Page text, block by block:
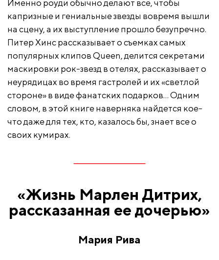
Именно роуди обычно делают все, чтобы
капризные и гениальные звезды вовремя вышли
на сцену, а их выступление прошло безупречно.
Питер Хинс рассказывает о съемках самых
популярных клипов Queen, делится секретами
маскировки рок-звезд в отелях, рассказывает о
неурядицах во время гастролей и их «светлой
стороне» в виде фанатских подарков… Одним
словом, в этой книге наверняка найдется кое-
что даже для тех, кто, казалось бы, знает все о
своих кумирах.
«Жизнь Марлен Дитрих,
рассказанная ее дочерью»
Мария Рива